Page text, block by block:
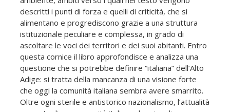
descritti i punti di forza e quelli di criticità, che si
alimentano e progrediscono grazie a una struttura
istituzionale peculiare e complessa, in grado di
ascoltare le voci dei territori e dei suoi abitanti. Entro
questa cornice il libro approfondisce e analizza una
questione che si potrebbe definire “italiana” dell’Alto
Adige: si tratta della mancanza di una visione forte
che oggi la comunità italiana sembra avere smarrito.
Oltre ogni sterile e antistorico nazionalismo, l’attualità